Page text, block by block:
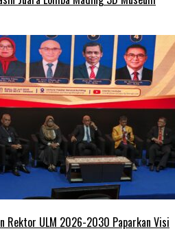
Rektor ULM 2026-2030 Paparkan Visi